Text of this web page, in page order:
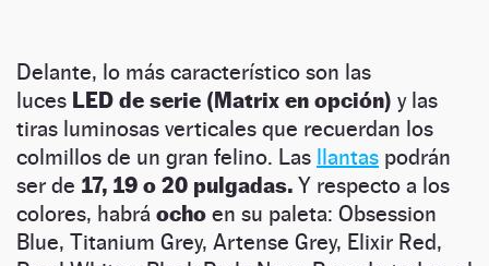
Delante, lo más característico son las
luces LED de serie (Matrix en opción) y las
tiras luminosas verticales que recuerdan los
colmillos de un gran felino. Las llantas podrán
ser de 17, 19 o 20 pulgadas. Y respecto a los
colores, habrá ocho en su paleta: Obsession
Blue, Titanium Grey, Artense Grey, Elixir Red,